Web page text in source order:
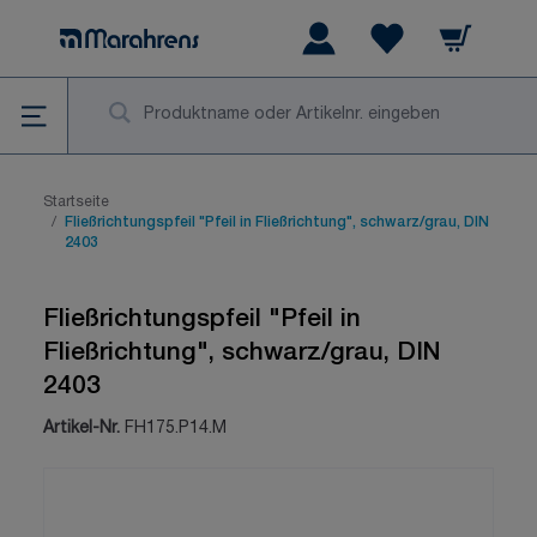
Warenkorb
Startseite
/
Fließrichtungspfeil "Pfeil in Fließrichtung", schwarz/grau, DIN
2403
Fließrichtungspfeil "Pfeil in
Fließrichtung", schwarz/grau, DIN
2403
Artikel-Nr. FH175.P14.M